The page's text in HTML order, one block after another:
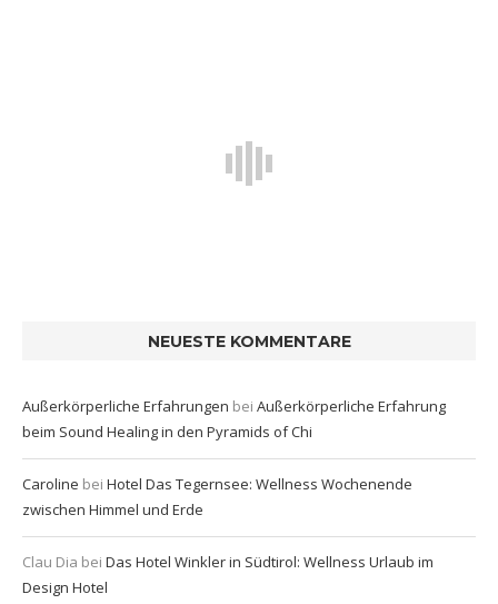
NEUESTE KOMMENTARE
Außerkörperliche Erfahrungen bei Außerkörperliche Erfahrung
beim Sound Healing in den Pyramids of Chi
Caroline bei Hotel Das Tegernsee: Wellness Wochenende
zwischen Himmel und Erde
Clau Dia bei Das Hotel Winkler in Südtirol: Wellness Urlaub im
Design Hotel